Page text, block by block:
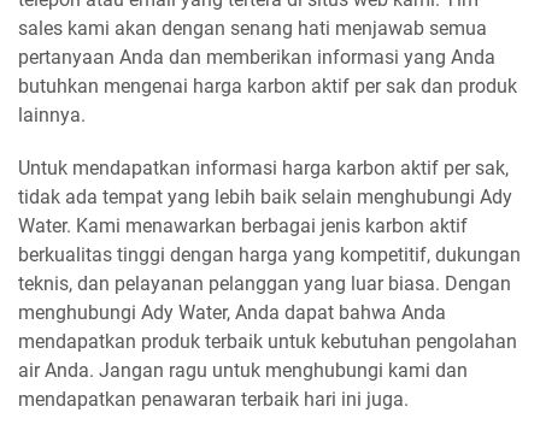
sales kami akan dengan senang hati menjawab semua
pertanyaan Anda dan memberikan informasi yang Anda
butuhkan mengenai harga karbon aktif per sak dan produk
lainnya.
Untuk mendapatkan informasi harga karbon aktif per sak,
tidak ada tempat yang lebih baik selain menghubungi Ady
Water. Kami menawarkan berbagai jenis karbon aktif
berkualitas tinggi dengan harga yang kompetitif, dukungan
teknis, dan pelayanan pelanggan yang luar biasa. Dengan
menghubungi Ady Water, Anda dapat bahwa Anda
mendapatkan produk terbaik untuk kebutuhan pengolahan
air Anda. Jangan ragu untuk menghubungi kami dan
mendapatkan penawaran terbaik hari ini juga.